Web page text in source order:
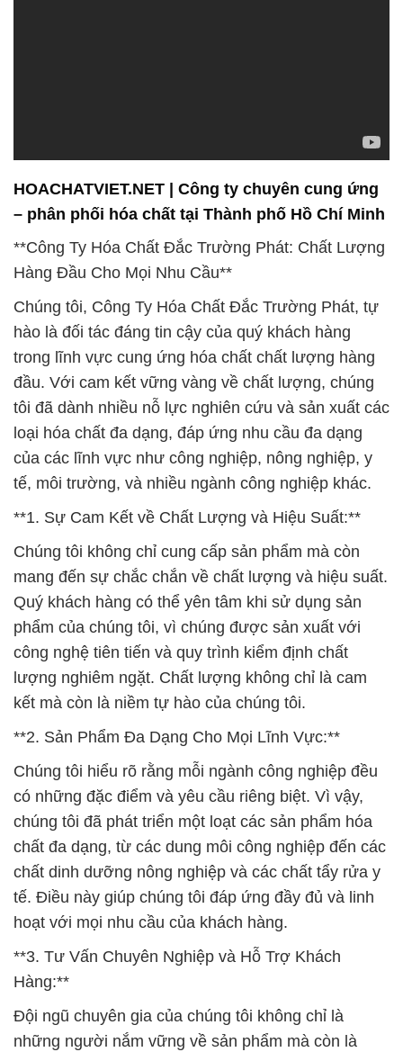
HOACHATVIET.NET | Công ty chuyên cung ứng
– phân phối hóa chất tại Thành phố Hồ Chí Minh
**Công Ty Hóa Chất Đắc Trường Phát: Chất Lượng
Hàng Đầu Cho Mọi Nhu Cầu**
Chúng tôi, Công Ty Hóa Chất Đắc Trường Phát, tự
hào là đối tác đáng tin cậy của quý khách hàng
trong lĩnh vực cung ứng hóa chất chất lượng hàng
đầu. Với cam kết vững vàng về chất lượng, chúng
tôi đã dành nhiều nỗ lực nghiên cứu và sản xuất các
loại hóa chất đa dạng, đáp ứng nhu cầu đa dạng
của các lĩnh vực như công nghiệp, nông nghiệp, y
tế, môi trường, và nhiều ngành công nghiệp khác.
**1. Sự Cam Kết về Chất Lượng và Hiệu Suất:**
Chúng tôi không chỉ cung cấp sản phẩm mà còn
mang đến sự chắc chắn về chất lượng và hiệu suất.
Quý khách hàng có thể yên tâm khi sử dụng sản
phẩm của chúng tôi, vì chúng được sản xuất với
công nghệ tiên tiến và quy trình kiểm định chất
lượng nghiêm ngặt. Chất lượng không chỉ là cam
kết mà còn là niềm tự hào của chúng tôi.
**2. Sản Phẩm Đa Dạng Cho Mọi Lĩnh Vực:**
Chúng tôi hiểu rõ rằng mỗi ngành công nghiệp đều
có những đặc điểm và yêu cầu riêng biệt. Vì vậy,
chúng tôi đã phát triển một loạt các sản phẩm hóa
chất đa dạng, từ các dung môi công nghiệp đến các
chất dinh dưỡng nông nghiệp và các chất tẩy rửa y
tế. Điều này giúp chúng tôi đáp ứng đầy đủ và linh
hoạt với mọi nhu cầu của khách hàng.
**3. Tư Vấn Chuyên Nghiệp và Hỗ Trợ Khách
Hàng:**
Đội ngũ chuyên gia của chúng tôi không chỉ là
những người nắm vững về sản phẩm mà còn là